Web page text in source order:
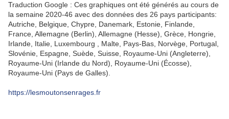
Traduction Google : Ces graphiques ont été générés au cours de
la semaine 2020-46 avec des données des 26 pays participants:
Autriche, Belgique, Chypre, Danemark, Estonie, Finlande,
France, Allemagne (Berlin), Allemagne (Hesse), Grèce, Hongrie,
Irlande, Italie, Luxembourg , Malte, Pays-Bas, Norvège, Portugal,
Slovénie, Espagne, Suède, Suisse, Royaume-Uni (Angleterre),
Royaume-Uni (Irlande du Nord), Royaume-Uni (Écosse),
Royaume-Uni (Pays de Galles).
https://lesmoutonsenrages.fr